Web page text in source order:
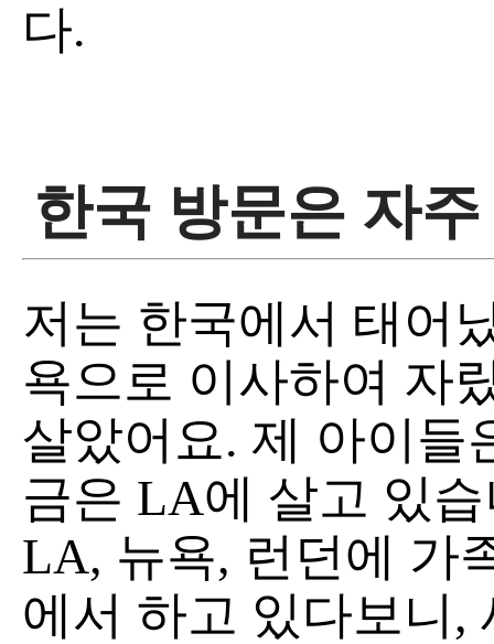
다.
한국 방문은 자
저는 한국에서 태어
욕으로 이사하여 자
살았어요. 제 아이들
금은 LA에 살고 있
LA, 뉴욕, 런던에 가
에서 하고 있다보니,